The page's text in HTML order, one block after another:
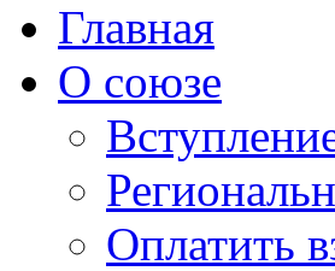
Главная
О союзе
Оплатить